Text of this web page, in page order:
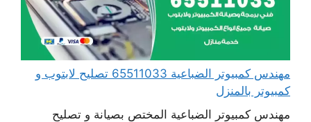
مهندس كمبيوتر الضباعية 65511033 تصليح لابتوب و
كمبيوتر بالمنزل
مهندس كمبيوتر الضباعية المختص بصيانة و تصليح